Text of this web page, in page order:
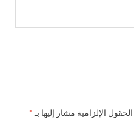
الحقول الإلزامية مشار إليها بـ *